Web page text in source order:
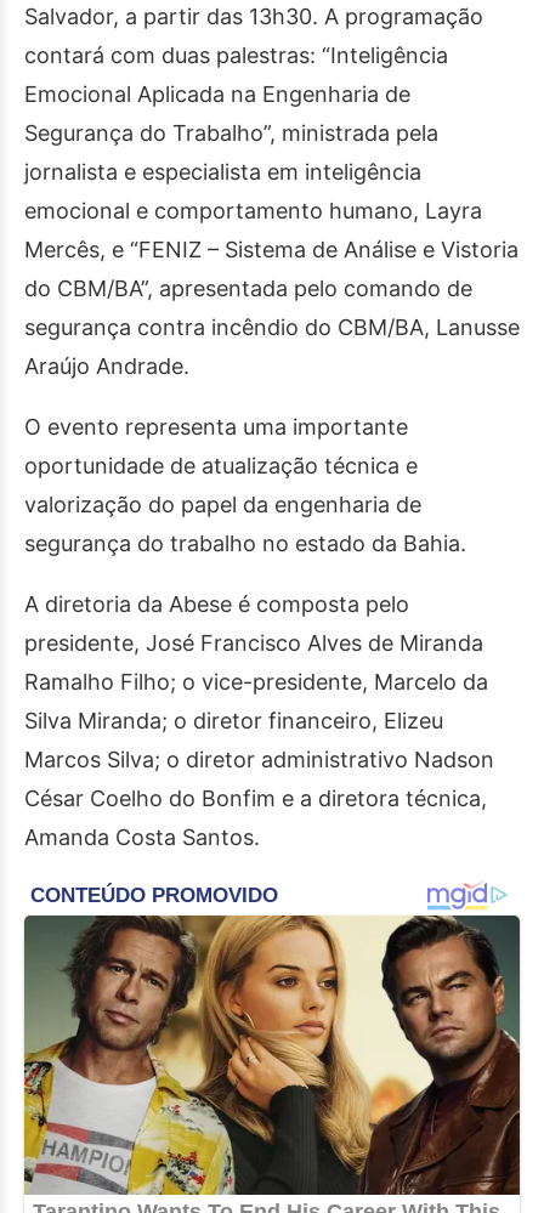
Salvador, a partir das 13h30. A programação
contará com duas palestras: “Inteligência
Emocional Aplicada na Engenharia de
Segurança do Trabalho”, ministrada pela
jornalista e especialista em inteligência
emocional e comportamento humano, Layra
Mercês, e “FENIZ – Sistema de Análise e Vistoria
do CBM/BA”, apresentada pelo comando de
segurança contra incêndio do CBM/BA, Lanusse
Araújo Andrade.
O evento representa uma importante
oportunidade de atualização técnica e
valorização do papel da engenharia de
segurança do trabalho no estado da Bahia.
A diretoria da Abese é composta pelo
presidente, José Francisco Alves de Miranda
Ramalho Filho; o vice-presidente, Marcelo da
Silva Miranda; o diretor financeiro, Elizeu
Marcos Silva; o diretor administrativo Nadson
César Coelho do Bonfim e a diretora técnica,
Amanda Costa Santos.